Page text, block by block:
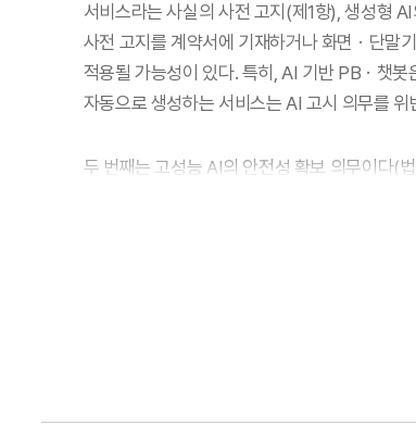
서비스라는 사실의 사전 고지(제1항), 생성형
사전 고지를 계약서에 기재하거나 화면ㆍ단말
적용될 가능성이 있다. 특히, AI 기반 PBㆍ챗
자동으로 생성하는 서비스는 AI 고시 의무를
두 번째는 고성능 AI의 안전성 확보 의무이다(
관련 의무는 여러 조항(